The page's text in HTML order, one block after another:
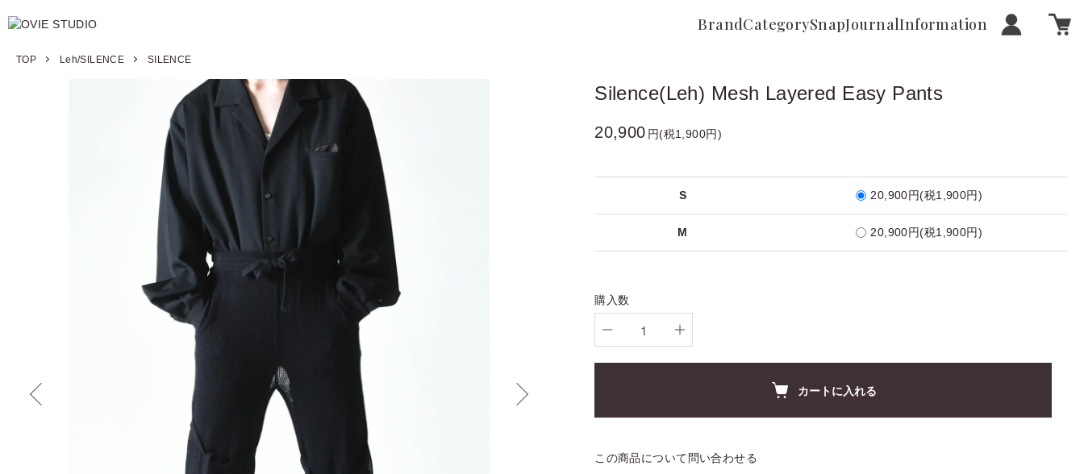
BrandCategorySnapJournalInformation
TOP Leh/SILENCE SILENCE
Silence(Leh) Mesh Layered Easy Pants
20,900 円(税1,900円)
S 20,900円(税1,900円)
M 20,900円(税1,900円)
購入数
カートに入れる
この商品について問い合わせる